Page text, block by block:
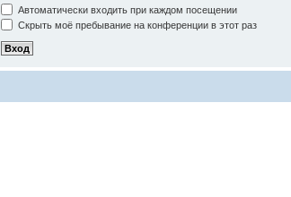
Автоматически входить при каждом посещении
Скрыть моё пребывание на конференции в этот раз